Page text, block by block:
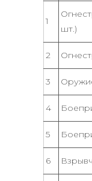
1
шт.)
2
3
4
5
6